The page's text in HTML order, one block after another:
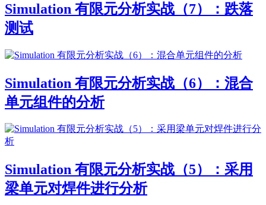
Simulation 有限元分析实战（7）：跌落
测试
Simulation 有限元分析实战（6）：混合
单元组件的分析
Simulation 有限元分析实战（5）：采用
梁单元对焊件进行分析